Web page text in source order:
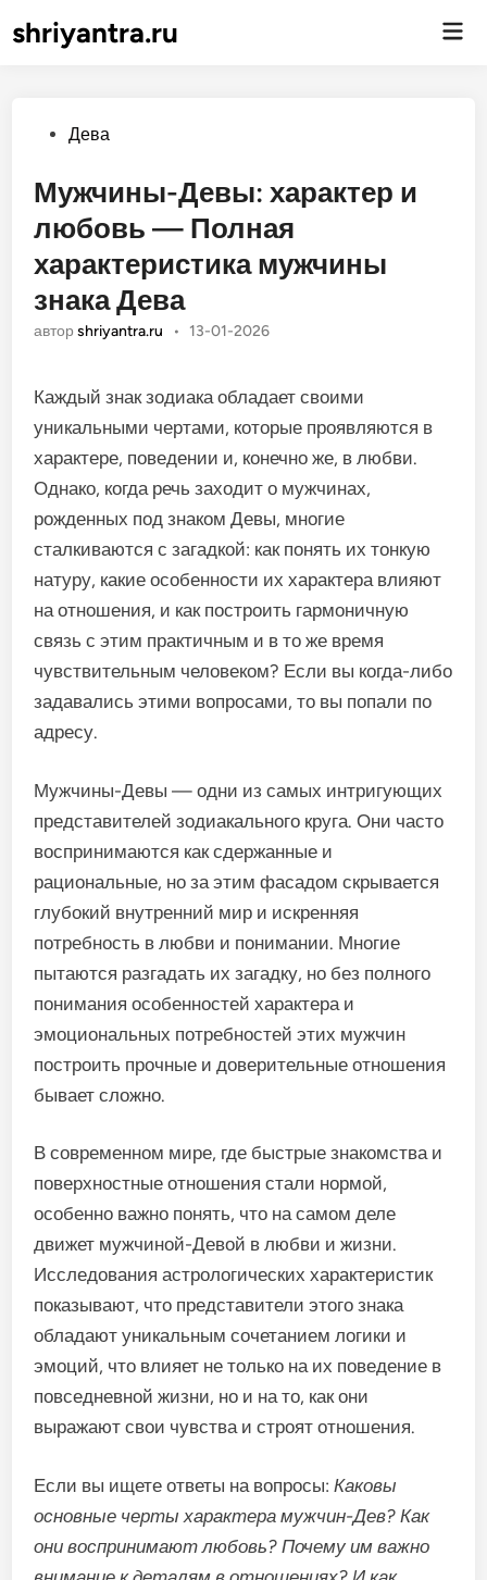
shriyantra.ru
Опубликовано
Дева
Мужчины-Девы: характер и
любовь — Полная
характеристика мужчины
знака Дева
авторshriyantra.ru • 13-01-2026
Каждый знак зодиака обладает своими
уникальными чертами, которые проявляются в
характере, поведении и, конечно же, в любви.
Однако, когда речь заходит о мужчинах,
рожденных под знаком Девы, многие
сталкиваются с загадкой: как понять их тонкую
натуру, какие особенности их характера влияют
на отношения, и как построить гармоничную
связь с этим практичным и в то же время
чувствительным человеком? Если вы когда-либо
задавались этими вопросами, то вы попали по
адресу.
Мужчины-Девы — одни из самых интригующих
представителей зодиакального круга. Они часто
воспринимаются как сдержанные и
рациональные, но за этим фасадом скрывается
глубокий внутренний мир и искренняя
потребность в любви и понимании. Многие
пытаются разгадать их загадку, но без полного
понимания особенностей характера и
эмоциональных потребностей этих мужчин
построить прочные и доверительные отношения
бывает сложно.
В современном мире, где быстрые знакомства и
поверхностные отношения стали нормой,
особенно важно понять, что на самом деле
движет мужчиной-Девой в любви и жизни.
Исследования астрологических характеристик
показывают, что представители этого знака
обладают уникальным сочетанием логики и
эмоций, что влияет не только на их поведение в
повседневной жизни, но и на то, как они
выражают свои чувства и строят отношения.
Если вы ищете ответы на вопросы:Каковы
основные черты характера мужчин-Дев? Как
они воспринимают любовь? Почему им важно